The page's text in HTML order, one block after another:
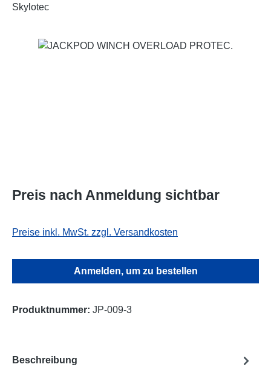
Skylotec
Bildergalerie überspringen
Preis nach Anmeldung sichtbar
Preise inkl. MwSt. zzgl. Versandkosten
Anmelden, um zu bestellen
Produktnummer: JP-009-3
Beschreibung